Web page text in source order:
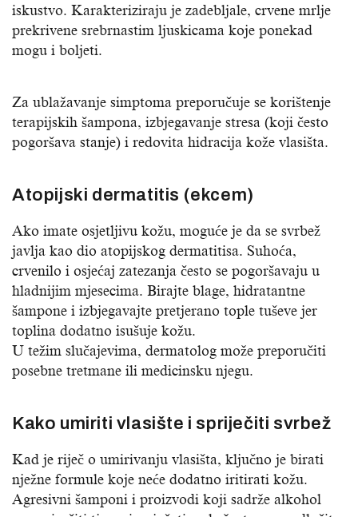
iskustvo. Karakteriziraju je zadebljale, crvene mrlje
prekrivene srebrnastim ljuskicama koje ponekad
mogu i boljeti.
Za ublažavanje simptoma preporučuje se korištenje
terapijskih šampona, izbjegavanje stresa (koji često
pogoršava stanje) i redovita hidracija kože vlasišta.
Atopijski dermatitis (ekcem)
Ako imate osjetljivu kožu, moguće je da se svrbež
javlja kao dio atopijskog dermatitisa. Suhoća,
crvenilo i osjećaj zatezanja često se pogoršavaju u
hladnijim mjesecima. Birajte blage, hidratantne
šampone i izbjegavajte pretjerano tople tuševe jer
toplina dodatno isušuje kožu.
U težim slučajevima, dermatolog može preporučiti
posebne tretmane ili medicinsku njegu.
Kako umiriti vlasište i spriječiti svrbež
Kad je riječ o umirivanju vlasišta, ključno je birati
nježne formule koje neće dodatno iritirati kožu.
Agresivni šamponi i proizvodi koji sadrže alkohol